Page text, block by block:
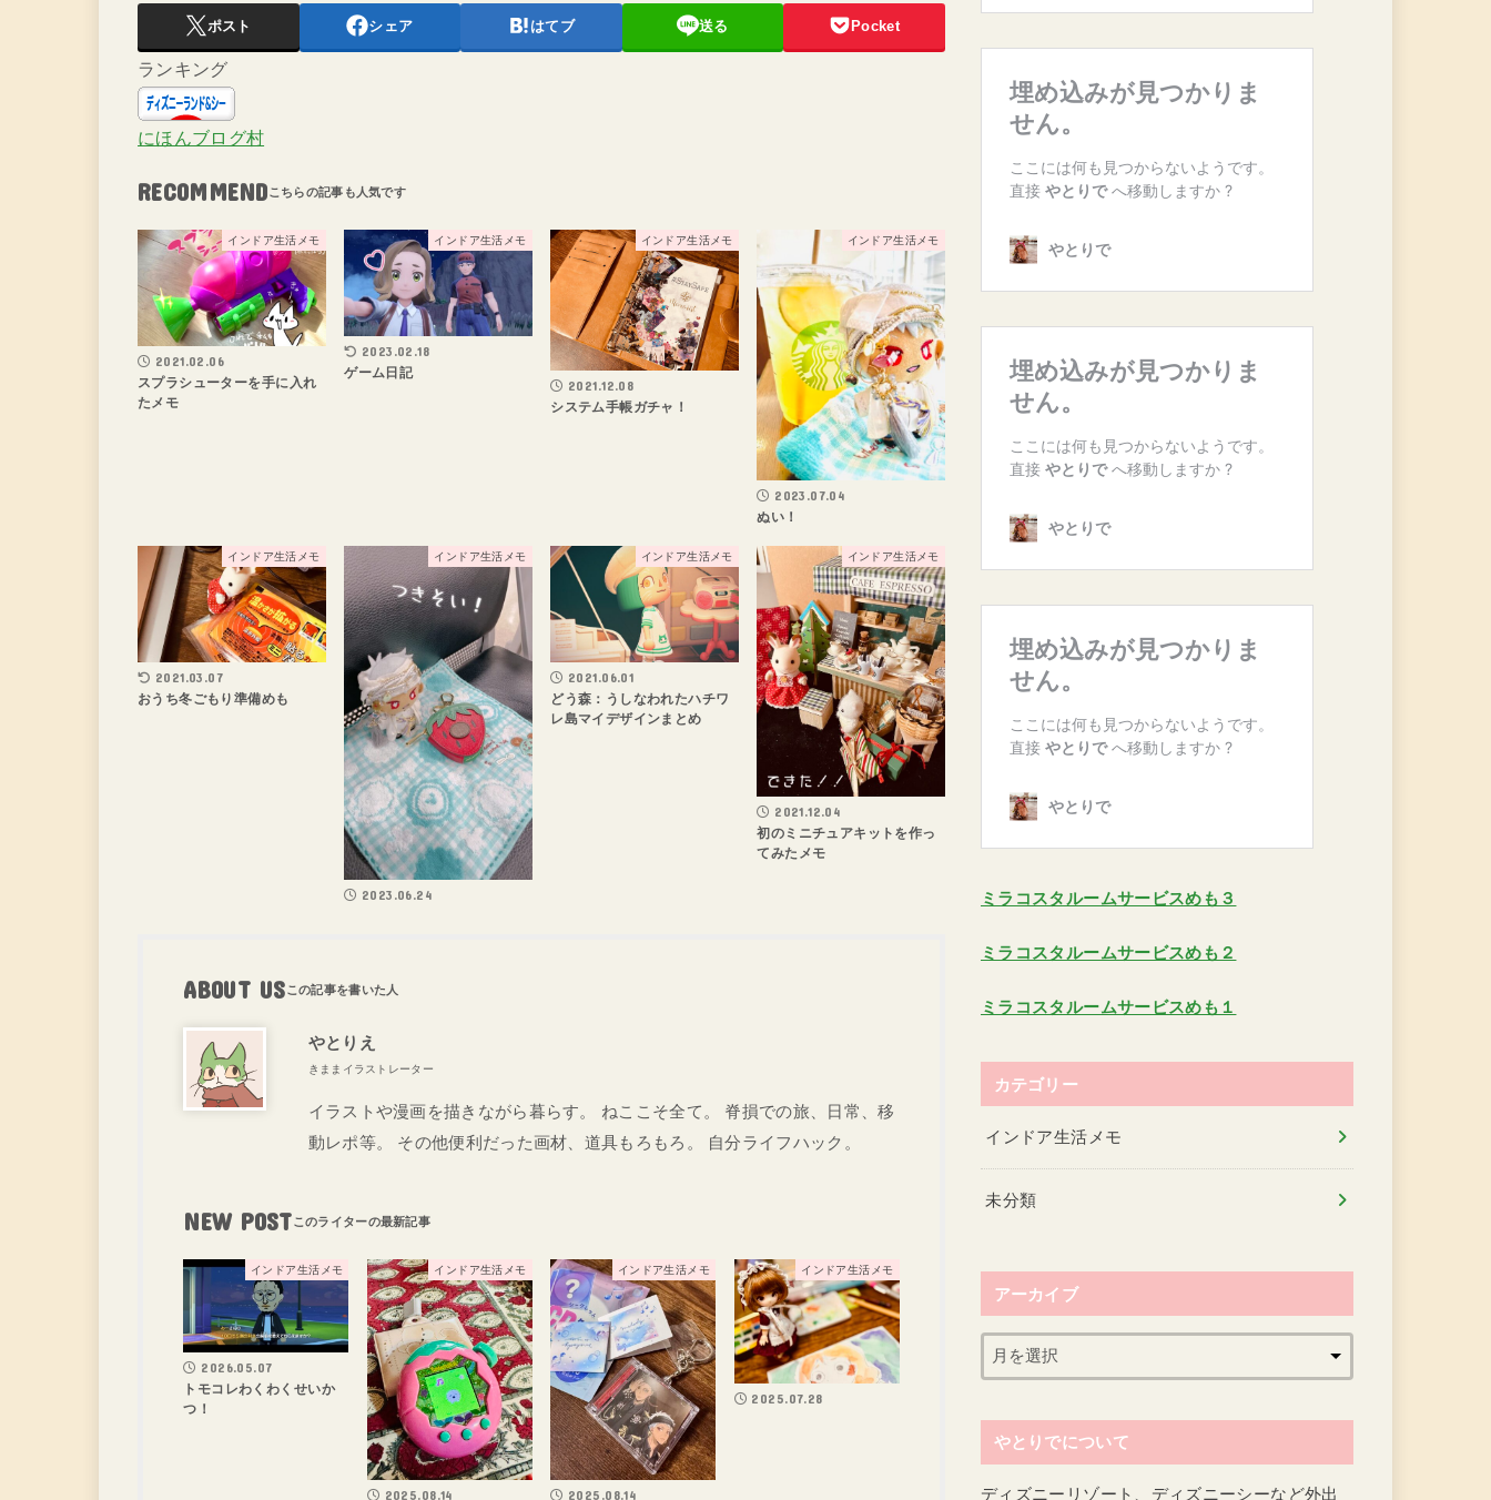
ポスト シェア はてブ 送る Pocket
ランキング
にほんブログ村
RECOMMEND
インドア生活メモ
2021.02.06
スプラシューターを手に入れ
たメモ
インドア生活メモ
2023.02.18
ゲーム日記
インドア生活メモ
2021.12.08
システム手帳ガチャ！
インドア生活メモ
2023.07.04
ぬい！
インドア生活メモ
2021.03.07
おうち冬ごもり準備めも
インドア生活メモ
2023.06.24
インドア生活メモ
2021.06.01
どう森：うしなわれたハチワ
レ島マイデザインまとめ
インドア生活メモ
2021.12.04
初のミニチュアキットを作っ
てみたメモ
ABOUT US
やとりえ
きままイラストレーター
イラストや漫画を描きながら暮らす。 ねここそ全て。 脊損での旅、日常、移
動レポ等。 その他便利だった画材、道具もろもろ。 自分ライフハック。
NEW POST
インドア生活メモ
2026.05.07
トモコレわくわくせいか
つ！
インドア生活メモ
2025.08.14
インドア生活メモ
2025.08.14
インドア生活メモ
2025.07.28
ミラコスタルームサービスめも３
ミラコスタルームサービスめも２
ミラコスタルームサービスめも１
カテゴリー
インドア生活メモ
未分類
アーカイブ
やとりでについて
ディズニーリゾート、ディズニーシーなど外出